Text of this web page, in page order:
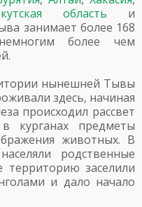
область и
занимает более 168
более чем
нынешней Тывы
здесь, начиная
происходил рассвет
курганах предметы
животных. В
родственные
заселили
и дало начало